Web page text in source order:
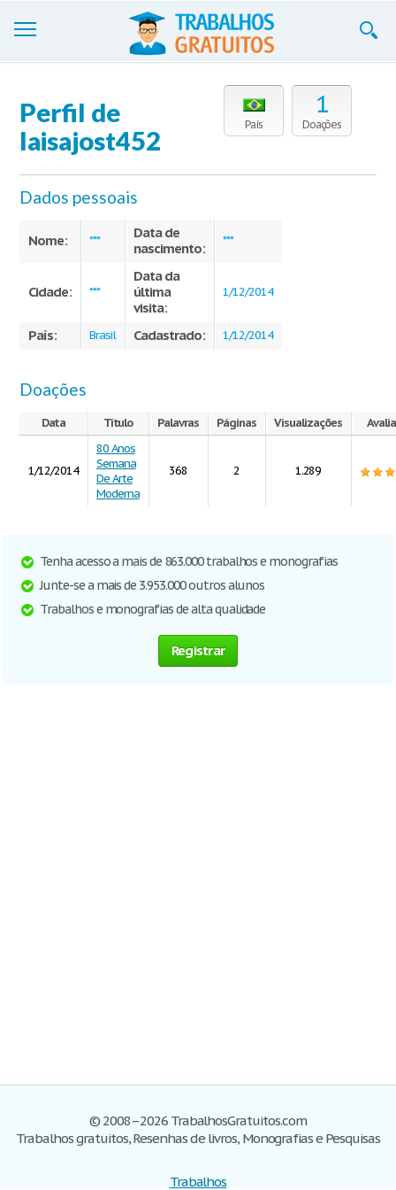
Cadastre-se
Blog
Contate-nos
País
1
Doações
Perfil de
laisajost452
Dados pessoais
Nome: ***
Data de
nascimento:
***
Cidade: ***
Data da
última
visita:
1/12/2014
País: Brasil Cadastrado: 1/12/2014
Doações
Data Título Palavras Páginas Visualizações
1/12/2014
80 Anos
Semana
De Arte
Moderna
368 2 1.289
Tenha acesso a mais de 863.000 trabalhos e monografias
Junte-se a mais de 3.953.000 outros alunos
Trabalhos e monografias de alta qualidade
Registrar
© 2008–2026 TrabalhosGratuitos.com
Trabalhos gratuitos, Resenhas de livros, Monografias e Pesquisas
Trabalhos